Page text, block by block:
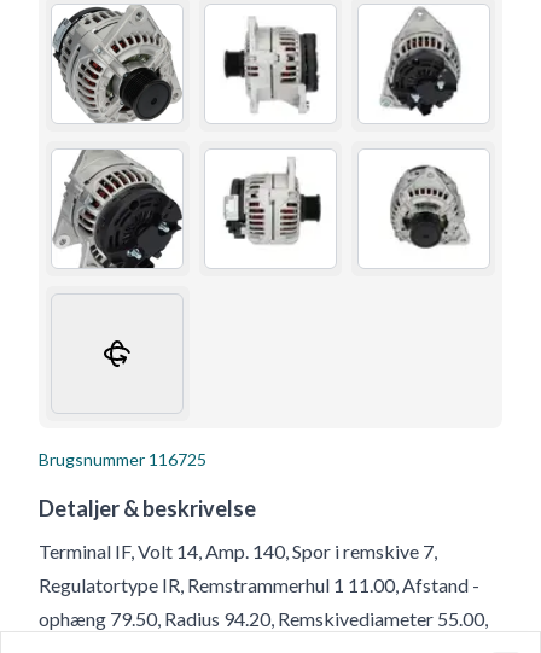
Brugsnummer 116725
Detaljer & beskrivelse
Terminal IF, Volt 14, Amp. 140, Spor i remskive 7,
Regulatortype IR, Remstrammerhul 1 11.00, Afstand -
ophæng 79.50, Radius 94.20, Remskivediameter 55.00,